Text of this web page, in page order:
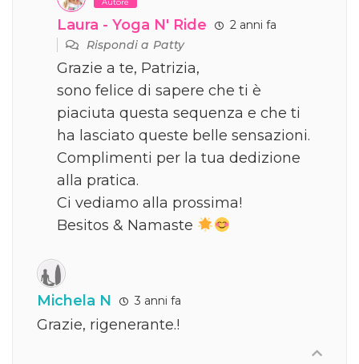
Autore
Laura - Yoga N' Ride
2 anni fa
Rispondi aPatty
Grazie a te, Patrizia,
sono felice di sapere che ti è
piaciuta questa sequenza e che ti
ha lasciato queste belle sensazioni.
Complimenti per la tua dedizione
alla pratica.
Ci vediamo alla prossima!
Besitos & Namaste
Michela N 3 anni fa
Grazie, rigenerante.!